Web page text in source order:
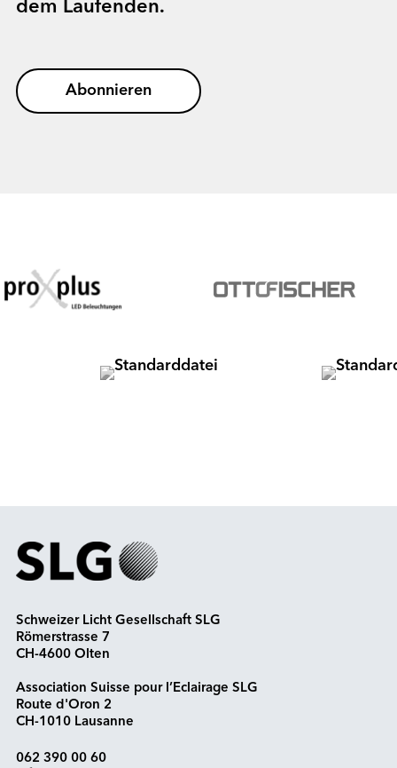
dem Laufenden.
Abonnieren
Schweizer Licht Gesellschaft SLG
Römerstrasse 7
CH-4600 Olten
Association Suisse pour l’Eclairage SLG
Route d'Oron 2
CH-1010 Lausanne
062 390 00 60